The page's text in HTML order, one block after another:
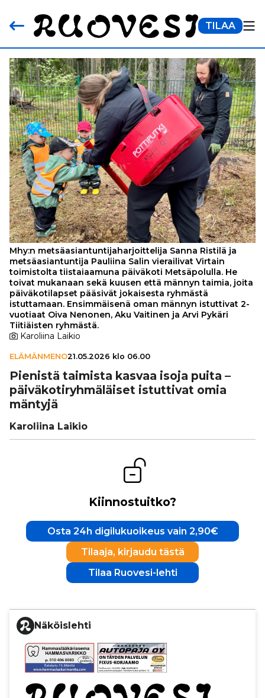
TILAA
Mhy:n metsäasiantuntijaharjoittelija Sanna Ristilä ja
metsäasiantuntija Pauliina Salin vierailivat Virtain
toimistolta tiistaiaamuna päiväkoti Metsäpolulla. He
toivat mukanaan sekä kuusen että männyn taimia, joita
päiväkotilapset pääsivät jokaisesta ryhmästä
istuttamaan. Ensimmäisenä oman männyn istuttivat 2-
vuotiaat Oiva Nenonen, Aku Vaitinen ja Arvi Pykäri
Tiitiäisten ryhmästä.
Karoliina Laikio
ELÄMÄNMENO21.05.2026 klo 06.00
Pienistä taimista kasvaa isoja puita –
päi­vä­ko­ti­ryh­mä­läi­set istut­ti­vat omia
mäntyjä
Karoliina Laikio
Kiinnostuitko?
Osta 24h digilukuoikeus vain 2,90€
Tilaaja, kirjaudu tästä
Tilaa Ruovesi-lehti
Näköislehti